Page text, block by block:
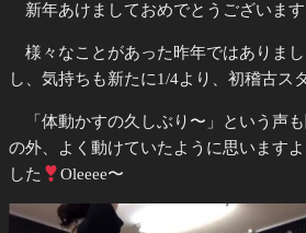
新年あけましておめでとうございます
様々なことがあった昨年ではありま
し、気持ちも新たに1/4より、初稽古ス
「体動かすの久しぶり〜」という声
の外、よく動けていたように思いますよ
した
Oleeee〜